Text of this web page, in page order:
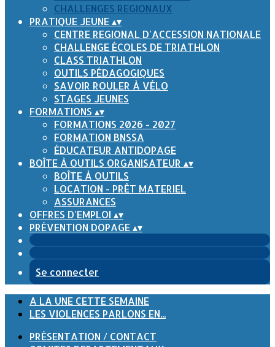
CHALLENGES REGIONAUX
PRATIQUE JEUNE▴▾
CENTRE REGIONAL D'ACCESSION NATIONALE
CHALLENGE ÉCOLES DE TRIATHLON
CLASS TRIATHLON
OUTILS PÉDAGOGIQUES
SAVOIR ROULER À VÉLO
STAGES JEUNES
FORMATIONS ▴▾
FORMATIONS 2026 - 2027
FORMATION BNSSA
ÉDUCATEUR ANTIDOPAGE
BOÎTE À OUTILS ORGANISATEUR ▴▾
BOÎTE À OUTILS
LOCATION - PRÊT MATERIEL
ASSURANCES
OFFRES D'EMPLOI ▴▾
PRÉVENTION DOPAGE▴▾
Se connecter
A LA UNE CETTE SEMAINE
LES VIOLENCES PARLONS EN...
PRÉSENTATION / CONTACT